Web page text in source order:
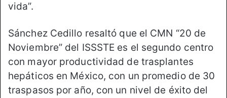
vida”.
Sánchez Cedillo resaltó que el CMN “20 de
Noviembre” del ISSSTE es el segundo centro
con mayor productividad de trasplantes
hepáticos en México, con un promedio de 30
traspasos por año, con un nivel de éxito del